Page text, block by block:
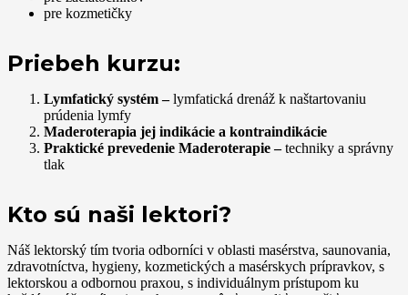
pre kozmetičky
Priebeh kurzu:
Lymfatický systém –lymfatická drenáž k naštartovaniu
prúdenia lymfy
Maderoterapia jej indikácie a kontraindikácie
Praktické prevedenie Maderoterapie –techniky a správny
tlak
Kto sú naši lektori?
Náš lektorský tím tvoria odborníci v oblasti masérstva, saunovania,
zdravotníctva, hygieny, kozmetických a masérskych prípravkov, s
lektorskou a odbornou praxou, s individuálnym prístupom ku